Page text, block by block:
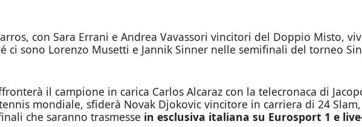
con Sara Errani e Andrea Vavassori vincitori del Doppio Misto,
ci sono Lorenzo Musetti e Jannik Sinner nelle semifinali del torneo
il campione in carica Carlos Alcaraz con la telecronaca di
mondiale, sfiderà Novak Djokovic vincitore in carriera di 24
che saranno trasmesse in esclusiva italiana su Eurosport 1 e